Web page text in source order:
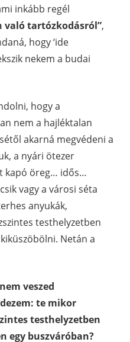
inkább regél
való tartózkodásról”,
hogy ‘ide
nekem a budai
hogy a
nem a hajléktalan
akarná megvédeni a
a nyári ötezer
kapó öreg… idős…
vagy a városi séta
anyukák,
testhelyzetben
Netán a
veszed
te mikor
testhelyzetben
egy buszváróban?